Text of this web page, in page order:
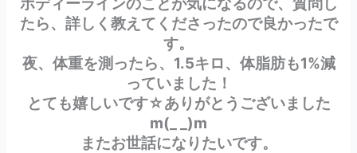
たら、詳しく教えてくださったので良かったで
す。
夜、体重を測ったら、1.5キロ、体脂肪も1%減
っていました！
とても嬉しいです☆ありがとうございました
m(_ _)m
またお世話になりたいです。